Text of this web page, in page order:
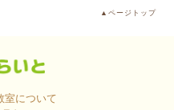
▲ページトップ
室について